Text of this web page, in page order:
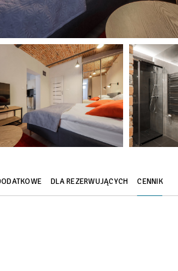
na miejscu (nie jest konieczna rezerwacja).
DLA REZERWUJĄCYCH CENNIK